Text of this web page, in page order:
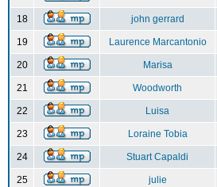
18 john gerrard
19 Laurence Marcantonio
20 Marisa
21 Woodworth
22 Luisa
23 Loraine Tobia
24 Stuart Capaldi
25 julie